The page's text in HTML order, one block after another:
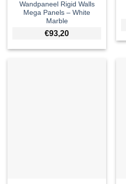
Wandpaneel Rigid Walls
Mega Panels – White
Marble
€93,20